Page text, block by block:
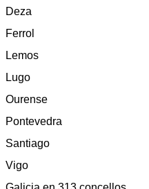
Deza
Ferrol
Lemos
Lugo
Ourense
Pontevedra
Santiago
Vigo